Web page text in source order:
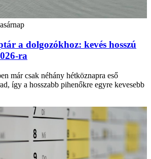
a dolgozókhoz: kevés hosszú
ra
már csak néhány hétköznapra eső
így a hosszabb pihenőkre egyre kevesebb